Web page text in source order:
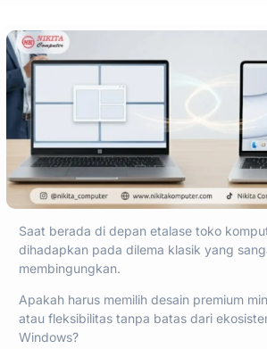
Saat berada di depan etalase toko
dihadapkan pada dilema klasik yang
membingungkan.
Apakah harus memilih desain premium
atau fleksibilitas tanpa batas dari
Windows?